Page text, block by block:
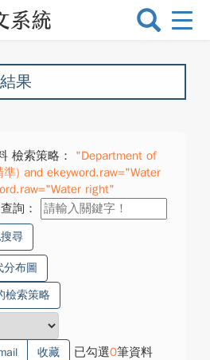
選
換
果
檢索策略：
"Department of
) and ekeyword.raw="Water
right"
詢：
搜尋
分布圖
檢索策略
收藏 已勾選0筆資料